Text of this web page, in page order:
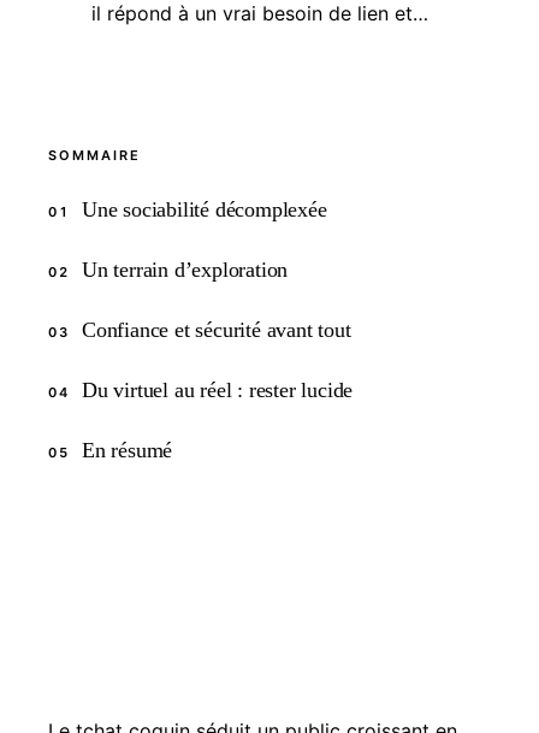
il répond à un vrai besoin de lien et…
SOMMAIRE
01 Une sociabilité décomplexée
02 Un terrain d’exploration
03 Confiance et sécurité avant tout
04 Du virtuel au réel : rester lucide
05 En résumé